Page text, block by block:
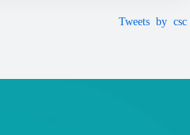
Tweets by csc